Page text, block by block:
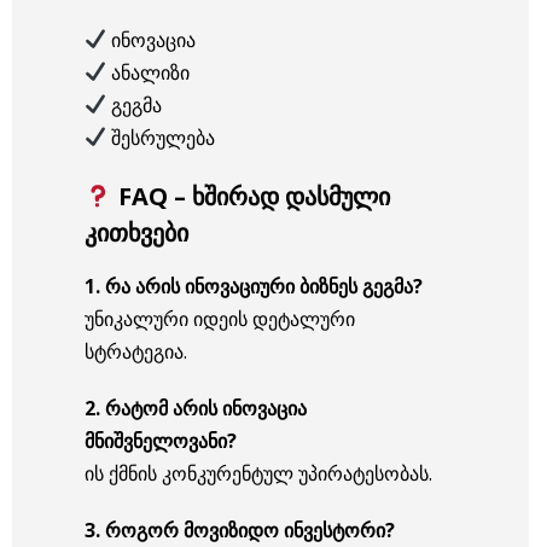
ინოვაცია
ანალიზი
გეგმა
შესრულება
FAQ – ხშირად დასმული
კითხვები
1. რა არის ინოვაციური ბიზნეს გეგმა?
უნიკალური იდეის დეტალური
სტრატეგია.
2. რატომ არის ინოვაცია
მნიშვნელოვანი?
ის ქმნის კონკურენტულ უპირატესობას.
3. როგორ მოვიზიდო ინვესტორი?